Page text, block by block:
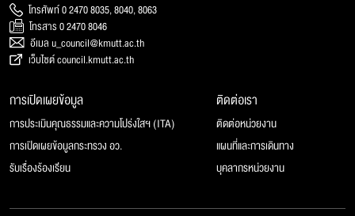
โทรศัพท์ 0 2470 8035, 8040, 8063
โทรสาร 0 2470 8046
อีเมล u_council@kmutt.ac.th
เว็บไซต์ council.kmutt.ac.th
การเปิดเผยข้อมูล
การประเมินคุณธรรมและความโปร่งใสฯ (ITA)
การเปิดเผยข้อมูลกระทรวง อว.
รับเรื่องร้องเรียน
ติดต่อเรา
ติดต่อหน่วยงาน
แผนที่และการเดินทาง
บุคลากรหน่วยงาน